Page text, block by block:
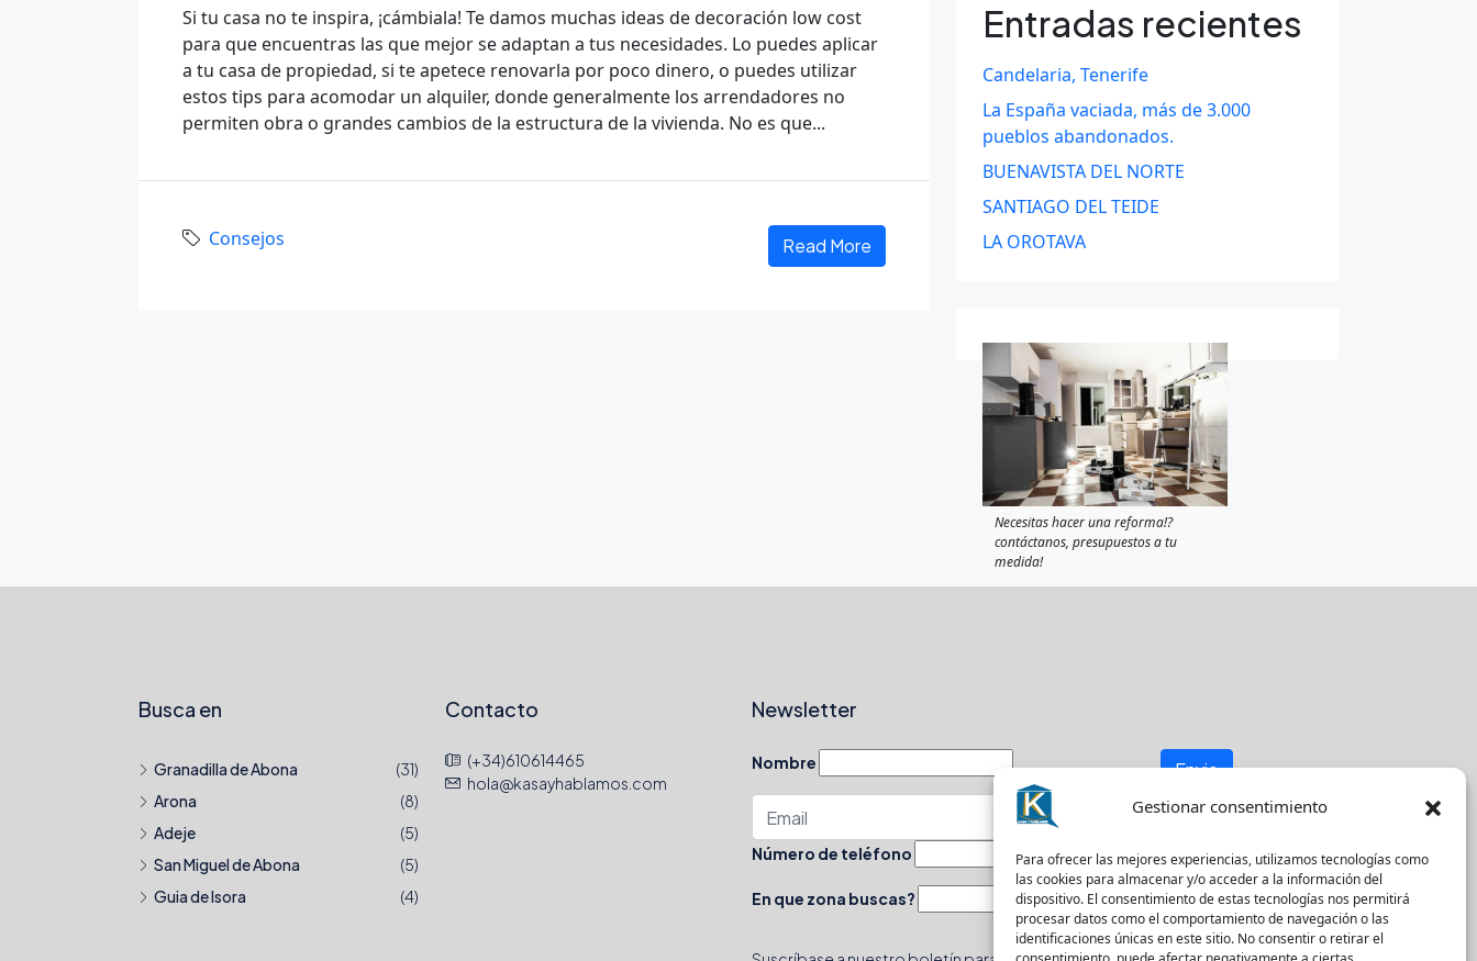
Gestionar consentimiento
Para ofrecer las mejores experiencias, utilizamos tecnologías como
las cookies para almacenar y/o acceder a la información del
dispositivo. El consentimiento de estas tecnologías nos permitirá
procesar datos como el comportamiento de navegación o las
identificaciones únicas en este sitio. No consentir o retirar el
Si tu casa no te inspira, ¡cámbiala! Te damos muchas ideas de decoración low cost
para que encuentras las que mejor se adaptan a tus necesidades. Lo puedes aplicar
a tu casa de propiedad, si te apetece renovarla por poco dinero, o puedes utilizar
estos tips para acomodar un alquiler, donde generalmente los arrendadores no
permiten obra o grandes cambios de la estructura de la vivienda. No es que...
Consejos Read More
Entradas recientes
Candelaria, Tenerife
La España vaciada, más de 3.000
pueblos abandonados.
BUENAVISTA DEL NORTE
SANTIAGO DEL TEIDE
LA OROTAVA
Necesitas hacer una reforma!?
contáctanos, presupuestos a tu
medida!
Busca en
Granadilla de Abona
(31)
Arona
(8)
Adeje
(5)
San Miguel de Abona
(5)
Guia de Isora
(4)
Contacto
(+34)610614465
hola@kasayhablamos.com
Newsletter
Nombre
Número de teléfono
En que zona buscas?
Envio